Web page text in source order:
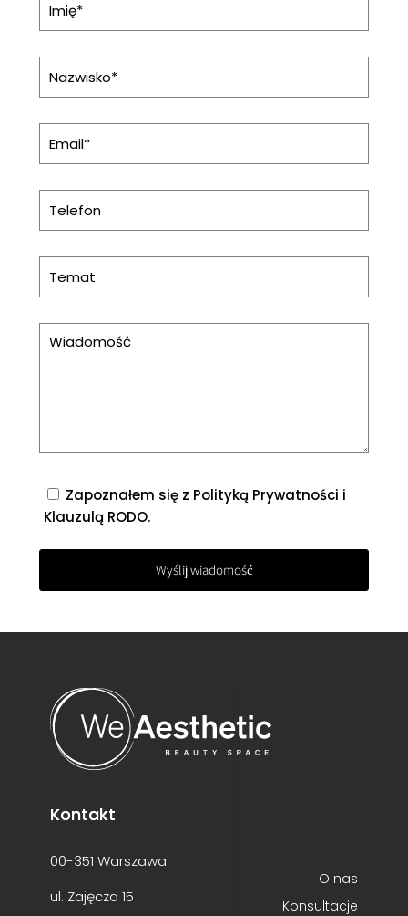
Zapoznałem się z Polityką Prywatności i
Klauzulą RODO.
Kontakt
00-351 Warszawa
ul. Zajęcza 15
O nas
Konsultacje